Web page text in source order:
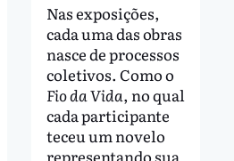
Nas exposições,
cada uma das obras
nasce de processos
coletivos. Como o
Fio da Vida, no qual
cada participante
teceu um novelo
representando sua